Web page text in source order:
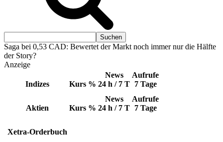
Saga bei 0,53 CAD: Bewertet der Markt noch immer nur die Hälfte
der Story?
Anzeige
Indizes Kurs %
News
24 h / 7 T
Aufrufe
7 Tage
Aktien Kurs %
News
24 h / 7 T
Aufrufe
7 Tage
Xetra-Orderbuch